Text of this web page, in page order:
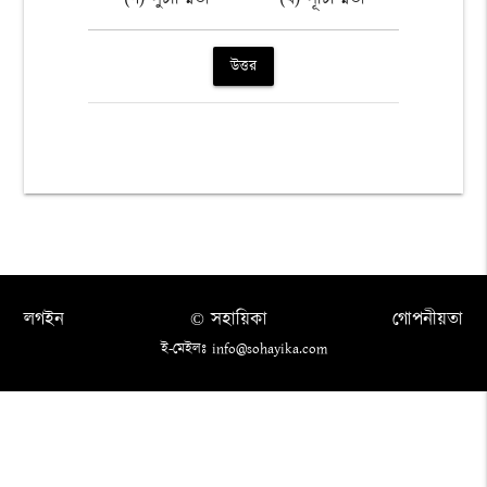
উত্তর
লগইন গোপনীয়তা
© সহায়িকা
ই-মেইলঃ info@sohayika.com